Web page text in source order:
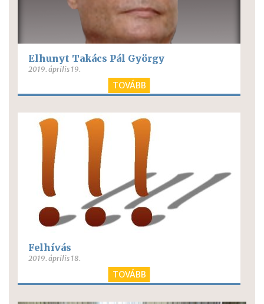
Elhunyt Takács Pál György
2019. április 19.
TOVÁBB
Felhívás
2019. április 18.
TOVÁBB